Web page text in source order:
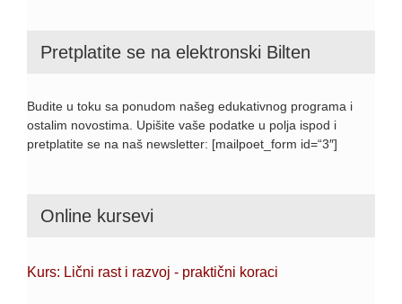
Pretplatite se na elektronski Bilten
Budite u toku sa ponudom našeg edukativnog programa i
ostalim novostima. Upišite vaše podatke u polja ispod i
pretplatite se na naš newsletter: [mailpoet_form id=“3″]
Online kursevi
Kurs: Lični rast i razvoj - praktični koraci